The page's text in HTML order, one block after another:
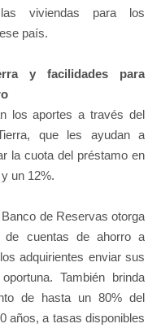
viviendas para los
país.
y facilidades para
los aportes a través del
que les ayudan a
la cuota del préstamo en
un 12%.
de Reservas otorga
de cuentas de ahorro a
adquirientes enviar sus
También brinda
de hasta un 80% del
años, a tasas disponibles